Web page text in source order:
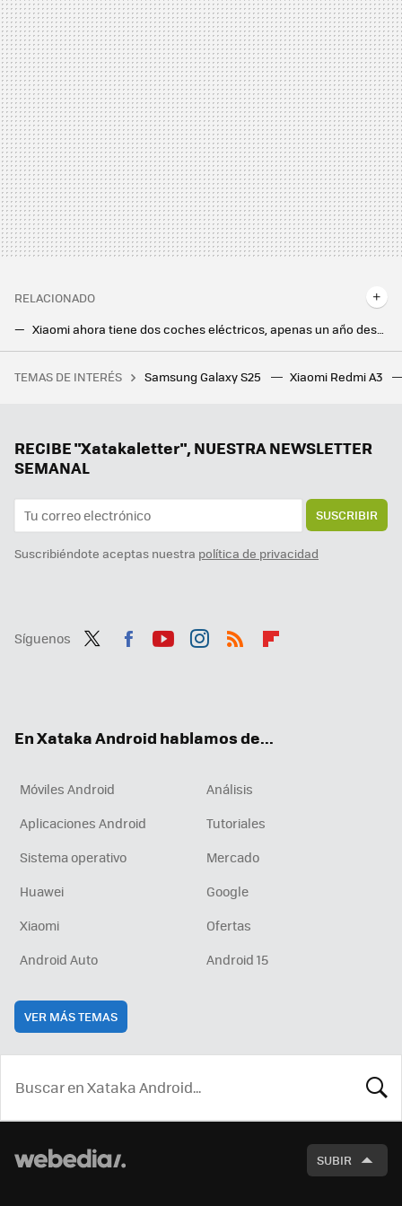
RELACIONADO
Xiaomi ahora tiene dos coches eléctricos, apenas un año después del primero. Así es el nuevo Xiaomi YU7
El próximo tomo de Dragon Ball será el último escrito por Akira Toriyama y su largamente esperada portada supera toda expectativa
TEMAS DE INTERÉS Samsung Galaxy S25 Xiaomi Redmi A3
RECIBE "Xatakaletter", NUESTRA NEWSLETTER
SEMANAL
SUSCRIBIR
Suscribiéndote aceptas nuestra política de privacidad
Síguenos
En Xataka Android hablamos de...
Móviles Android
Análisis
Aplicaciones Android
Tutoriales
Sistema operativo
Mercado
Huawei
Google
Xiaomi
Ofertas
Android Auto
Android 15
VER MÁS TEMAS
SUBIR